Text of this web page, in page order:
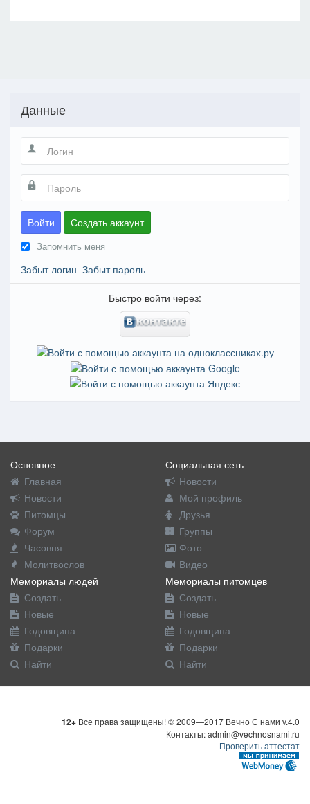
Данные
Войти Создать аккаунт
Запомнить меня
Забыт логин Забыт пароль
Быстро войти через:
Основное
Главная
Новости
Питомцы
Форум
Часовня
Молитвослов
Социальная сеть
Новости
Мой профиль
Друзья
Группы
Фото
Видео
Мемориалы людей
Создать
Новые
Годовщина
Подарки
Найти
Мемориалы питомцев
Создать
Новые
Годовщина
Подарки
Найти
12+ Все права защищены! © 2009—2017 Вечно С нами v.4.0
Контакты: admin@vechnosnami.ru
Проверить аттестат